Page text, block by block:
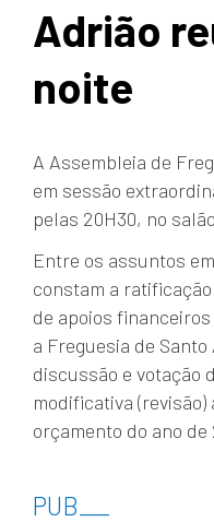
Adrião
noite
A Assembleia de
em sessão
pelas 20H30, no
Entre os assuntos
constam a
de apoios
a Freguesia de
discussão e votação
modificativa
orçamento do ano de
PUB